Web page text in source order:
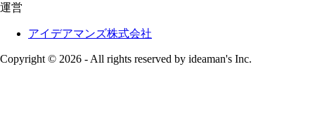
運営
アイデアマンズ株式会社
Copyright © 2026 - All rights reserved by ideaman's Inc.